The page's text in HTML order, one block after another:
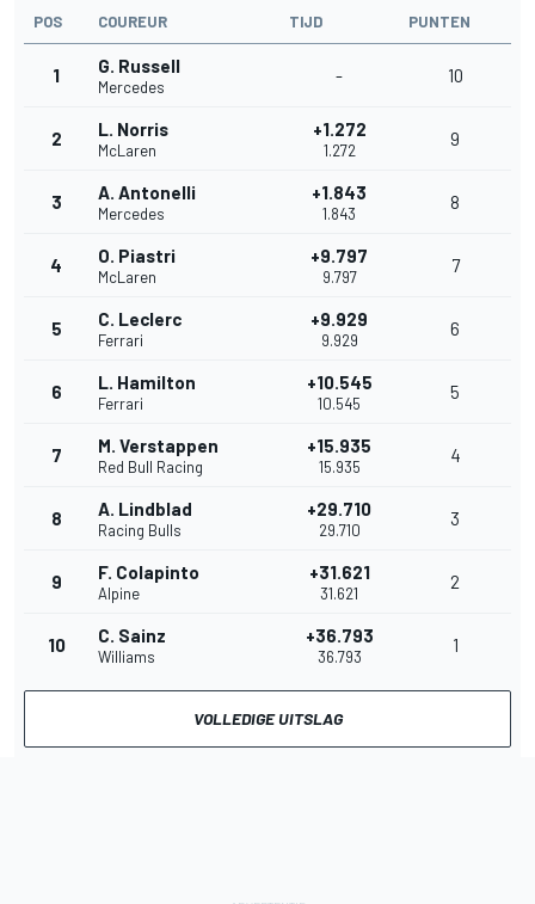
POS COUREUR TIJD PUNTEN
1 G. Russell
Mercedes
- 10
2 L. Norris
McLaren
+1.272
1.272
9
3 A. Antonelli
Mercedes
+1.843
1.843
8
4 O. Piastri
McLaren
+9.797
9.797
7
5 C. Leclerc
Ferrari
+9.929
9.929
6
6 L. Hamilton
Ferrari
+10.545
10.545
5
7 M. Verstappen
Red Bull Racing
+15.935
15.935
4
8 A. Lindblad
Racing Bulls
+29.710
29.710
3
9 F. Colapinto
Alpine
+31.621
31.621
2
10 C. Sainz
Williams
+36.793
36.793
1
VOLLEDIGE UITSLAG